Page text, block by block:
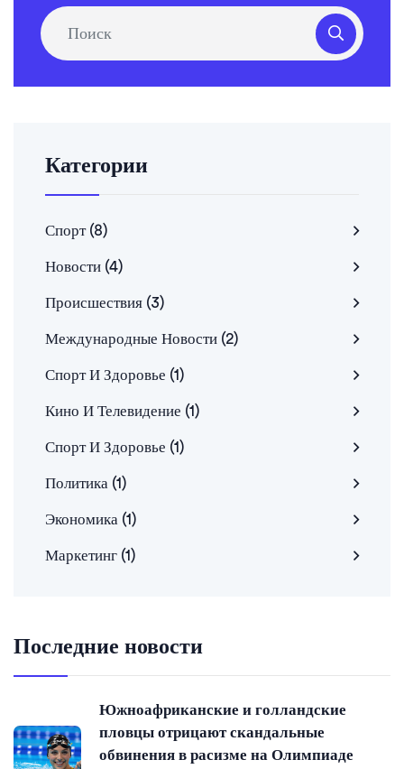
Категории
Спорт (8)
Новости (4)
Происшествия (3)
Международные Новости (2)
Спорт И Здоровье (1)
Кино И Телевидение (1)
Спорт И Здоровье (1)
Политика (1)
Экономика (1)
Маркетинг (1)
Последние новости
Южноафриканские и голландские
пловцы отрицают скандальные
обвинения в расизме на Олимпиаде